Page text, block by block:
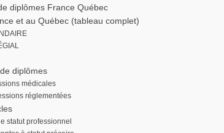
diplômes France Québec
et au Québec (tableau complet)
diplômes
médicales
réglementées
statut professionnel